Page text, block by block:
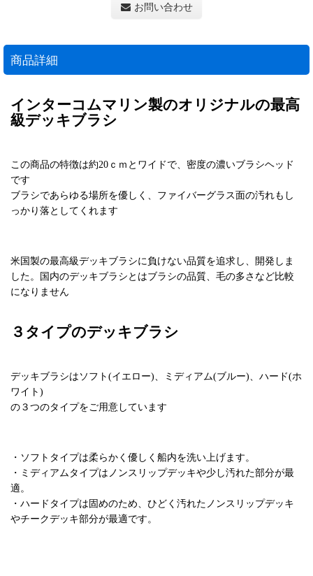
お問い合わせ
商品詳細
インターコムマリン製のオリジナルの最高
級デッキブラシ
この商品の特徴は約20ｃｍとワイドで、密度の濃いブラシヘッド
です
ブラシであらゆる場所を優しく、ファイバーグラス面の汚れもし
っかり落としてくれます
米国製の最高級デッキブラシに負けない品質を追求し、開発しま
した。国内のデッキブラシとはブラシの品質、毛の多さなど比較
になりません
３タイプのデッキブラシ
デッキブラシはソフト(イエロー)、ミディアム(ブルー)、ハード(ホ
ワイト)
の３つのタイプをご用意しています
・ソフトタイプは柔らかく優しく船内を洗い上げます。
・ミディアムタイプはノンスリップデッキや少し汚れた部分が最
適。
・ハードタイプは固めのため、ひどく汚れたノンスリップデッキ
やチークデッキ部分が最適です。